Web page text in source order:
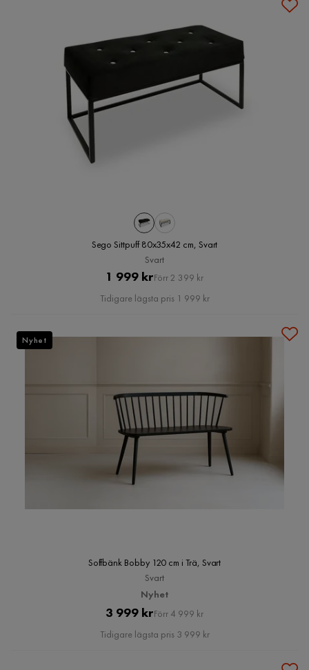
Sego Sittpuff 80x35x42 cm, Svart
Svart
Pris
1 999 krOriginal
Pris
Förr 2 399 kr
Tidigare lägsta pris 1 999 kr
Soffbänk Bobby 120 cm i Trä, Svart
Svart
Nyhet
Pris
3 999 krOriginal
Pris
Förr 4 999 kr
Tidigare lägsta pris 3 999 kr
Nyhet